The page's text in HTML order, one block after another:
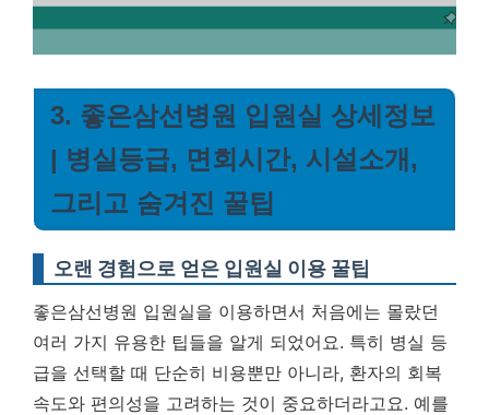
3. 좋은삼선병원 입원실 상세정보
| 병실등급, 면회시간, 시설소개,
그리고 숨겨진 꿀팁
오랜 경험으로 얻은 입원실 이용 꿀팁
좋은삼선병원 입원실을 이용하면서 처음에는 몰랐던
여러 가지 유용한 팁들을 알게 되었어요. 특히 병실 등
급을 선택할 때 단순히 비용뿐만 아니라, 환자의 회복
속도와 편의성을 고려하는 것이 중요하더라고요. 예를